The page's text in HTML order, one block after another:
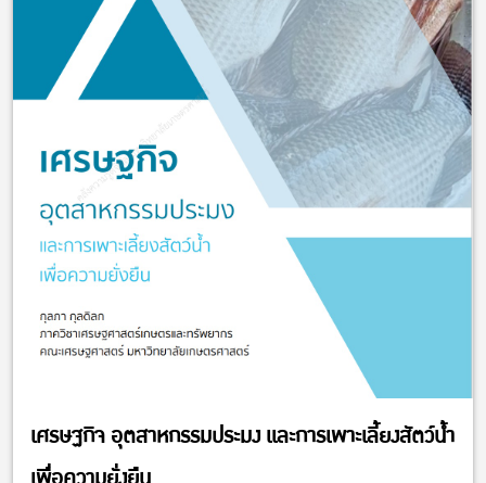
เศรษฐกิจ อุตสาหกรรมประมง และการเพาะเลี้ยงสัตว์น้ำ